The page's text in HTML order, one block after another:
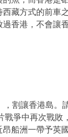
藏方式的前車
香港，不會讓
，割讓香港島。
戰爭中再次戰敗
船洲一帶予英